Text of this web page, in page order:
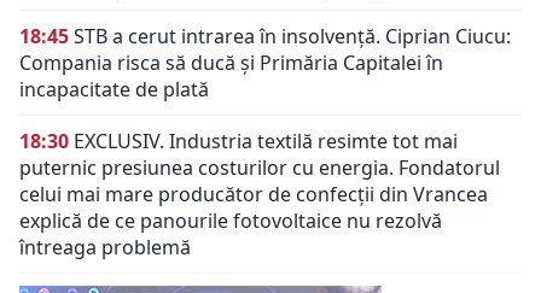
18:45STB a cerut intrarea în insolvență. Ciprian Ciucu:
Compania risca să ducă și Primăria Capitalei în
incapacitate de plată
18:30 EXCLUSIV. Industria textilă resimte tot mai
puternic presiunea costurilor cu energia. Fondatorul
celui mai mare producător de confecții din Vrancea
explică de ce panourile fotovoltaice nu rezolvă
întreaga problemă